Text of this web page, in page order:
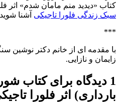
کتاب «دیدید منم مامان شدم» اثر
سبک زندگی فلورا تاجیکی آشنا
***
با مقدمه ای از خانم دکتر نوشین
زایمان و نازایی.
1 دیدگاه برای
کتاب
بارداری) اثر فلورا